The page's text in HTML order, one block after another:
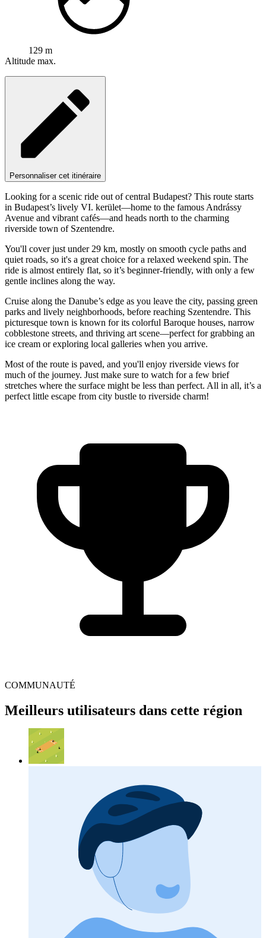
129 m
Altitude max.
Personnaliser cet itinéraire
Looking for a scenic ride out of central Budapest? This route starts
in Budapest’s lively VI. kerület—home to the famous Andrássy
Avenue and vibrant cafés—and heads north to the charming
riverside town of Szentendre.
You'll cover just under 29 km, mostly on smooth cycle paths and
quiet roads, so it's a great choice for a relaxed weekend spin. The
ride is almost entirely flat, so it’s beginner-friendly, with only a few
gentle inclines along the way.
Cruise along the Danube’s edge as you leave the city, passing green
parks and lively neighborhoods, before reaching Szentendre. This
picturesque town is known for its colorful Baroque houses, narrow
cobblestone streets, and thriving art scene—perfect for grabbing an
ice cream or exploring local galleries when you arrive.
Most of the route is paved, and you'll enjoy riverside views for
much of the journey. Just make sure to watch for a few brief
stretches where the surface might be less than perfect. All in all, it’s a
perfect little escape from city bustle to riverside charm!
COMMUNAUTÉ
Meilleurs utilisateurs dans cette région